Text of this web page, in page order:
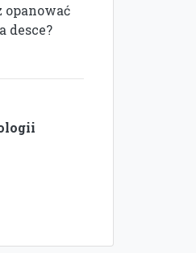
opanować
desce?